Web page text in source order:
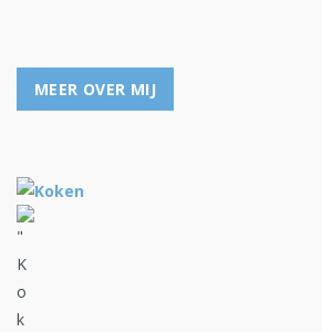
MEER OVER MIJ